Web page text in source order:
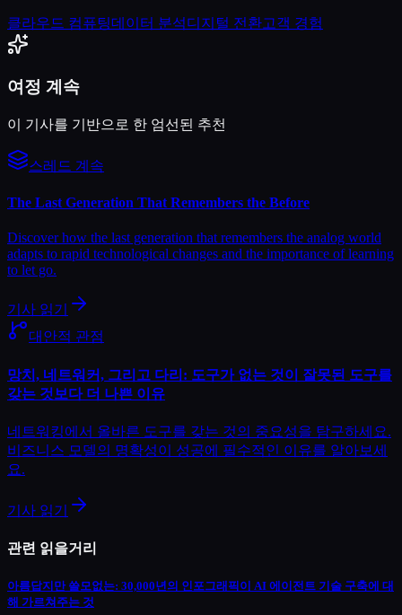
클라우드 컴퓨팅데이터 분석디지털 전환고객 경험
여정 계속
이 기사를 기반으로 한 엄선된 추천
스레드 계속
The Last Generation That Remembers the Before
Discover how the last generation that remembers the analog world
adapts to rapid technological changes and the importance of learning
to let go.
기사 읽기
대안적 관점
망치, 네트워커, 그리고 다리: 도구가 없는 것이 잘못된 도구를
갖는 것보다 더 나쁜 이유
네트워킹에서 올바른 도구를 갖는 것의 중요성을 탐구하세요.
비즈니스 모델의 명확성이 성공에 필수적인 이유를 알아보세
요.
기사 읽기
관련 읽을거리
아름답지만 쓸모없는: 30,000년의 인포그래픽이 AI 에이전트 기술 구축에 대
해 가르쳐주는 것